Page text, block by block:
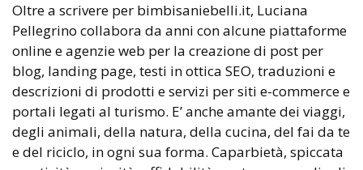
Oltre a scrivere per bimbisaniebelli.it, Luciana
Pellegrino collabora da anni con alcune piattaforme
online e agenzie web per la creazione di post per
blog, landing page, testi in ottica SEO, traduzioni e
descrizioni di prodotti e servizi per siti e-commerce e
portali legati al turismo. E’ anche amante dei viaggi,
degli animali, della natura, della cucina, del fai da te
e del riciclo, in ogni sua forma. Caparbietà, spiccata